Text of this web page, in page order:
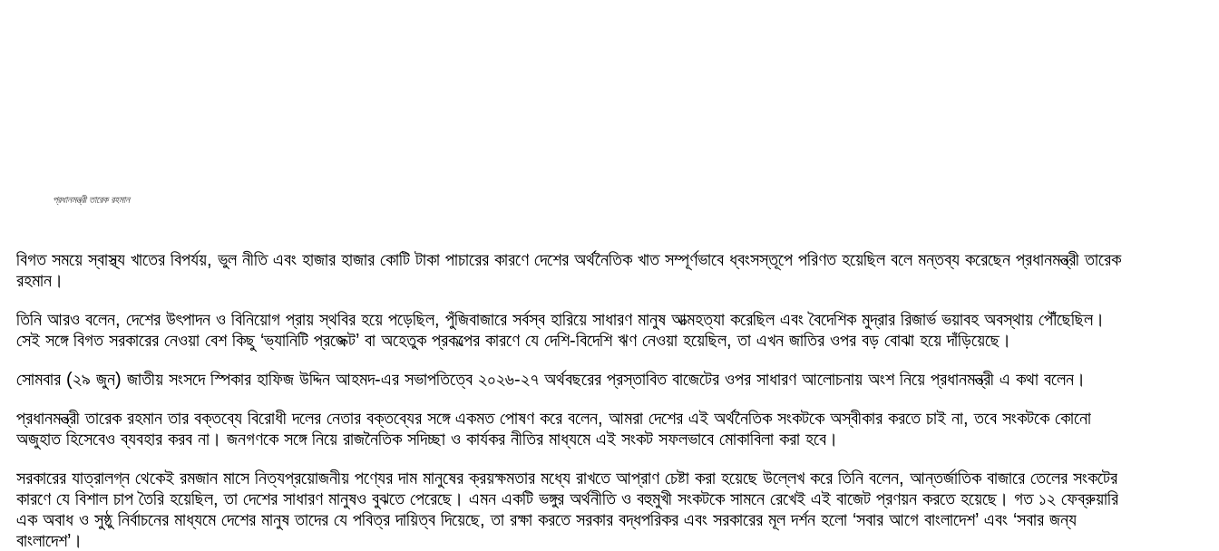
প্রধানমন্ত্রী তারেক রহমান
বিগত সময়ে স্বাস্থ্য খাতের বিপর্যয়, ভুল নীতি এবং হাজার হাজার কোটি টাকা পাচারের কারণে দেশের অর্থনৈতিক খাত সম্পূর্ণভাবে ধ্বংসস্তূপে পরিণত হয়েছিল বলে মন্তব্য করেছেন প্রধানমন্ত্রী তারেক
রহমান।
তিনি আরও বলেন, দেশের উৎপাদন ও বিনিয়োগ প্রায় স্থবির হয়ে পড়েছিল, পুঁজিবাজারে সর্বস্ব হারিয়ে সাধারণ মানুষ আত্মহত্যা করেছিল এবং বৈদেশিক মুদ্রার রিজার্ভ ভয়াবহ অবস্থায় পৌঁছেছিল।
সেই সঙ্গে বিগত সরকারের নেওয়া বেশ কিছু ‘ভ্যানিটি প্রজেক্ট’ বা অহেতুক প্রকল্পের কারণে যে দেশি-বিদেশি ঋণ নেওয়া হয়েছিল, তা এখন জাতির ওপর বড় বোঝা হয়ে দাঁড়িয়েছে।
সোমবার (২৯ জুন) জাতীয় সংসদে স্পিকার হাফিজ উদ্দিন আহমদ-এর সভাপতিত্বে ২০২৬-২৭ অর্থবছরের প্রস্তাবিত বাজেটের ওপর সাধারণ আলোচনায় অংশ নিয়ে প্রধানমন্ত্রী এ কথা বলেন।
প্রধানমন্ত্রী তারেক রহমান তার বক্তব্যে বিরোধী দলের নেতার বক্তব্যের সঙ্গে একমত পোষণ করে বলেন, আমরা দেশের এই অর্থনৈতিক সংকটকে অস্বীকার করতে চাই না, তবে সংকটকে কোনো
অজুহাত হিসেবেও ব্যবহার করব না। জনগণকে সঙ্গে নিয়ে রাজনৈতিক সদিচ্ছা ও কার্যকর নীতির মাধ্যমে এই সংকট সফলভাবে মোকাবিলা করা হবে।
সরকারের যাত্রালগ্ন থেকেই রমজান মাসে নিত্যপ্রয়োজনীয় পণ্যের দাম মানুষের ক্রয়ক্ষমতার মধ্যে রাখতে আপ্রাণ চেষ্টা করা হয়েছে উল্লেখ করে তিনি বলেন, আন্তর্জাতিক বাজারে তেলের সংকটের
কারণে যে বিশাল চাপ তৈরি হয়েছিল, তা দেশের সাধারণ মানুষও বুঝতে পেরেছে। এমন একটি ভঙ্গুর অর্থনীতি ও বহুমুখী সংকটকে সামনে রেখেই এই বাজেট প্রণয়ন করতে হয়েছে। গত ১২ ফেব্রুয়ারি
এক অবাধ ও সুষ্ঠু নির্বাচনের মাধ্যমে দেশের মানুষ তাদের যে পবিত্র দায়িত্ব দিয়েছে, তা রক্ষা করতে সরকার বদ্ধপরিকর এবং সরকারের মূল দর্শন হলো ‘সবার আগে বাংলাদেশ’ এবং ‘সবার জন্য
বাংলাদেশ’।